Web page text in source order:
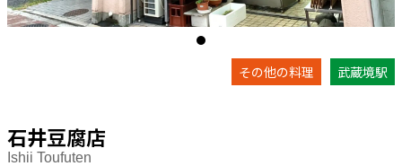
その他の料理 武蔵境駅
石井豆腐店
Ishii Toufuten